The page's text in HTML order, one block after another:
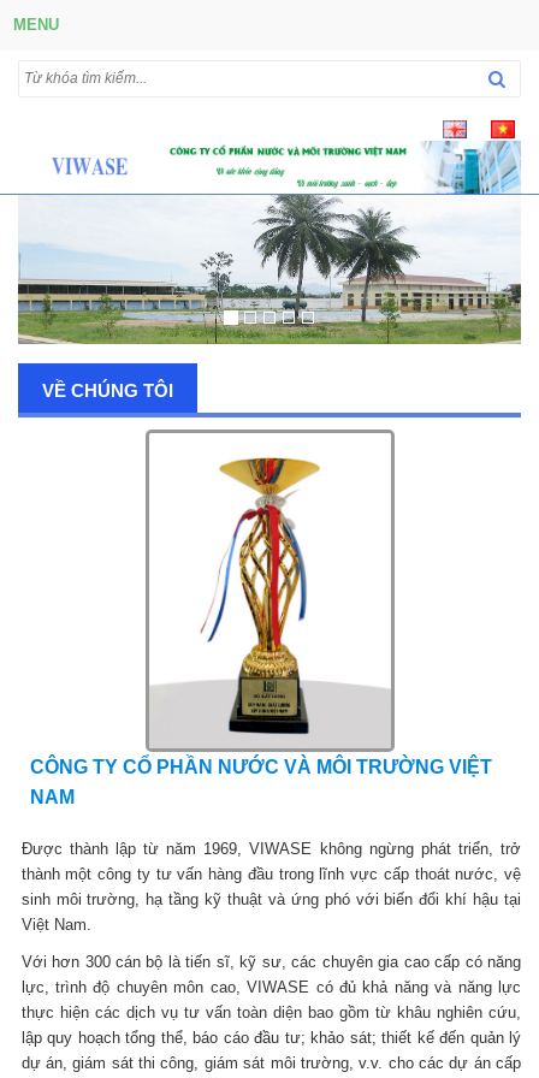
MENU
VỀ CHÚNG TÔI
CÔNG TY CỔ PHẦN NƯỚC VÀ MÔI TRƯỜNG VIỆT
NAM
Được thành lập từ năm 1969, VIWASE không ngừng phát triển, trở
thành một công ty tư vấn hàng đầu trong lĩnh vực cấp thoát nước, vệ
sinh môi trường, hạ tầng kỹ thuật và ứng phó với biến đổi khí hậu tại
Việt Nam.
Với hơn 300 cán bộ là tiến sĩ, kỹ sư, các chuyên gia cao cấp có năng
lực, trình độ chuyên môn cao, VIWASE có đủ khả năng và năng lực
thực hiện các dịch vụ tư vấn toàn diện bao gồm từ khâu nghiên cứu,
lập quy hoạch tổng thể, báo cáo đầu tư; khảo sát; thiết kế đến quản lý
dự án, giám sát thi công, giám sát môi trường, v.v. cho các dự án cấp